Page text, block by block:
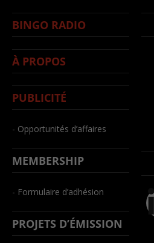
BINGO RADIO
À PROPOS
PUBLICITÉ
- Opportunités d’affaires
MEMBERSHIP
- Formulaire d’adhésion
PROJETS D’ÉMISSION